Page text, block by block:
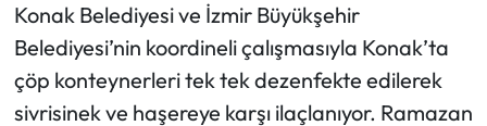
Konak Belediyesi ve İzmir Büyükşehir
Belediyesi’nin koordineli çalışmasıyla Konak’ta
çöp konteynerleri tek tek dezenfekte edilerek
sivrisinek ve haşereye karşı ilaçlanıyor. Ramazan